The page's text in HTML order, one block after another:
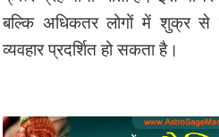
बल्कि अधिकतर लोगों में शुक्र से
व्यवहार प्रदर्शित हो सकता है।